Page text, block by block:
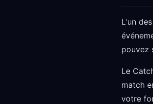
L'un
pouvez
Le
match
votre